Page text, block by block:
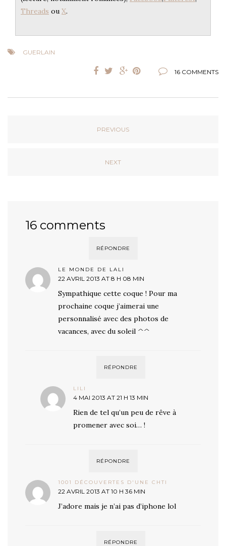
Threads ou X.
GUERLAIN
16 COMMENTS
PREVIOUS
NEXT
16 comments
RÉPONDRE
LE MONDE DE LALI
22 AVRIL 2013 AT 8 H 08 MIN
Sympathique cette coque ! Pour ma
prochaine coque j’aimerai une
personnalisé avec des photos de
vacances, avec du soleil ^^
RÉPONDRE
LILI
4 MAI 2013 AT 21 H 13 MIN
Rien de tel qu’un peu de rêve à
promener avec soi… !
RÉPONDRE
1001 DÉCOUVERTES D'UNE CHTI
22 AVRIL 2013 AT 10 H 36 MIN
J’adore mais je n’ai pas d’iphone lol
RÉPONDRE